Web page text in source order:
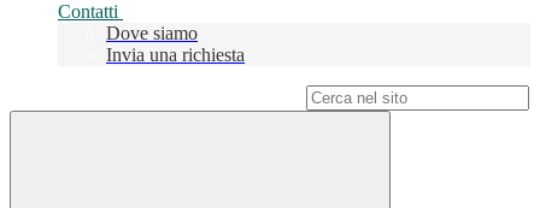
Contatti
Dove siamo
Invia una richiesta